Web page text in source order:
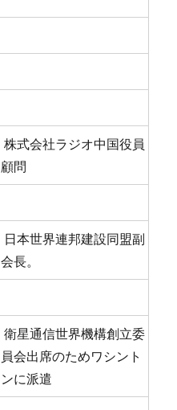
株式会社ラジオ中国役員
顧問
日本世界連邦建設同盟副
会長。
衛星通信世界機構創立委
員会出席のためワシント
ンに派遣